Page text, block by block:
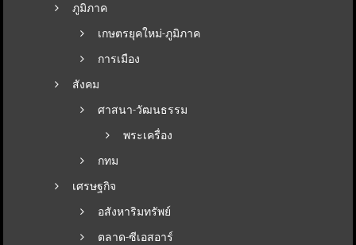
ภูมิภาค
เกษตรยุคใหม่-ภูมิภาค
การเมือง
สังคม
ศาสนา-วัฒนธรรม
พระเครื่อง
กทม
เศรษฐกิจ
อสังหาริมทรัพย์
ตลาด-ซีเอสอาร์